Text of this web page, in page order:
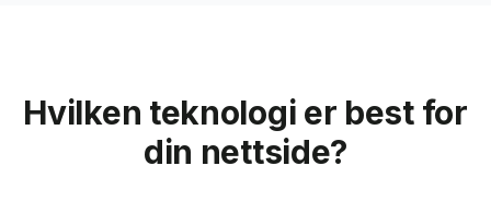
Hvilken teknologi er best for
din nettside?